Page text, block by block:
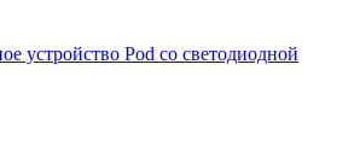
устройство Pod со светодиодной